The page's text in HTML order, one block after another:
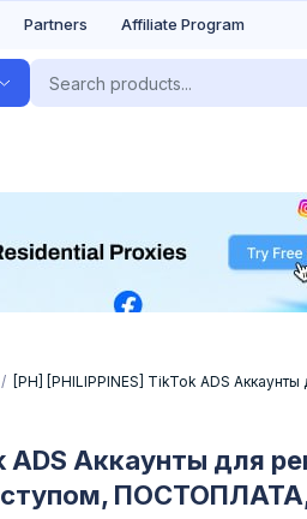
Partners Affiliate Program
[PH] [PHILIPPINES] TikTok ADS
ADS Аккаунты